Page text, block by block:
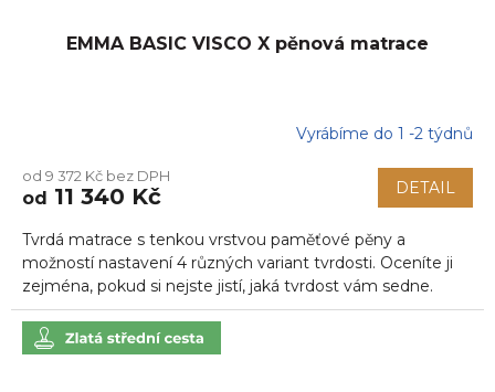
EMMA BASIC VISCO X pěnová matrace
produktu
je
z
5
hvězdiček.
Vyrábíme do 1 -2 týdnů
od 9 372 Kč bez DPH
od 11 340 Kč DETAIL
Tvrdá matrace s tenkou vrstvou paměťové pěny a
možností nastavení 4 různých variant tvrdosti. Oceníte ji
zejména, pokud si nejste jistí, jaká tvrdost vám sedne.